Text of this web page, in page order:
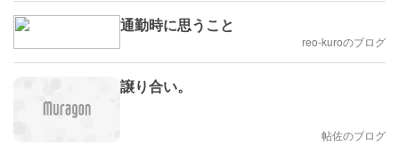
通勤時に思うこと
reo-kuroのブログ
譲り合い。
帖佐のブログ